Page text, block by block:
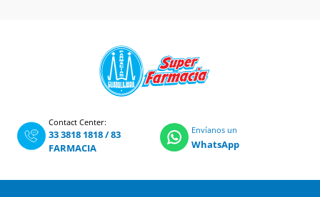
Contact Center:
33 3818 1818/83
FARMACIA
Envíanos un
WhatsApp